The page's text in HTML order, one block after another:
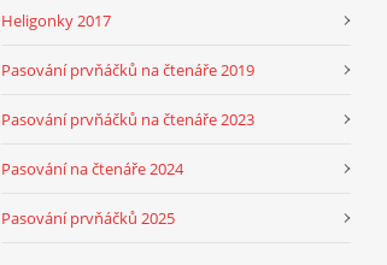
Heligonky 2017
Pasování prvňáčků na čtenáře 2019
Pasování prvňáčků na čtenáře 2023
Pasování na čtenáře 2024
Pasování prvňáčků 2025